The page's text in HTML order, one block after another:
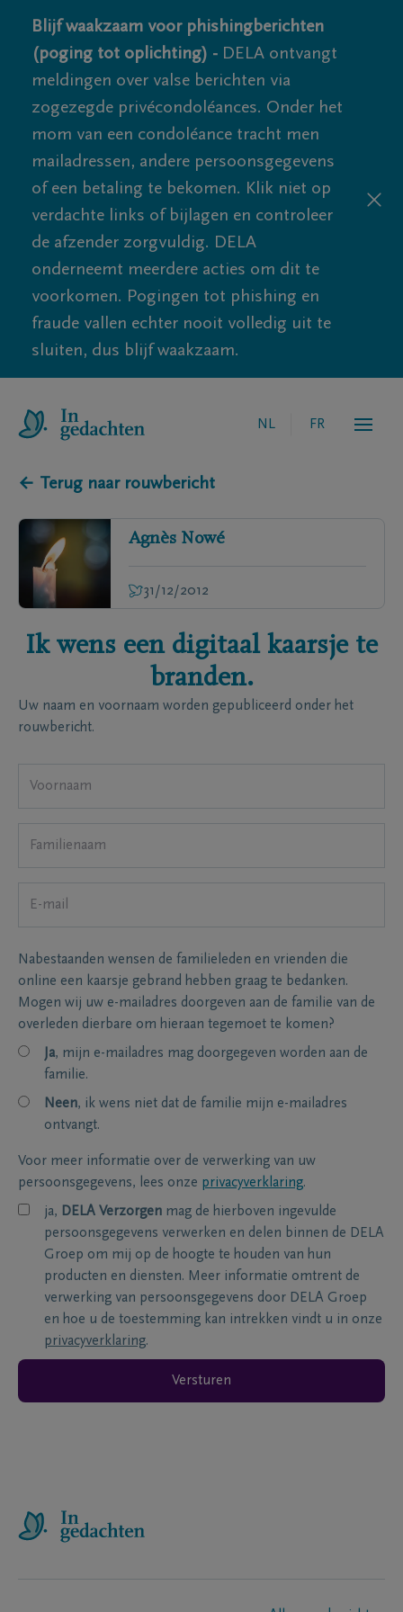
Blijf waakzaam voor phishingberichten
(poging tot oplichting) - DELA ontvangt
meldingen over valse berichten via
zogezegde privécondoléances. Onder het
mom van een condoléance tracht men
mailadressen, andere persoonsgegevens
of een betaling te bekomen. Klik niet op
verdachte links of bijlagen en controleer
de afzender zorgvuldig. DELA
onderneemt meerdere acties om dit te
voorkomen. Pogingen tot phishing en
fraude vallen echter nooit volledig uit te
sluiten, dus blijf waakzaam.
NL FR
← Terug naar rouwbericht
Agnès Nowé
31/12/2012
Ik wens een digitaal kaarsje te
branden.
Uw naam en voornaam worden gepubliceerd onder het
rouwbericht.
Nabestaanden wensen de familieleden en vrienden die
online een kaarsje gebrand hebben graag te bedanken.
Mogen wij uw e-mailadres doorgeven aan de familie van de
overleden dierbare om hieraan tegemoet te komen?
Ja, mijn e-mailadres mag doorgegeven worden aan de
familie.
Neen, ik wens niet dat de familie mijn e-mailadres
ontvangt.
Voor meer informatie over de verwerking van uw
persoonsgegevens, lees onze privacyverklaring.
ja, DELA Verzorgen mag de hierboven ingevulde
persoonsgegevens verwerken en delen binnen de DELA
Groep om mij op de hoogte te houden van hun
producten en diensten. Meer informatie omtrent de
verwerking van persoonsgegevens door DELA Groep
en hoe u de toestemming kan intrekken vindt u in onze
privacyverklaring.
Versturen